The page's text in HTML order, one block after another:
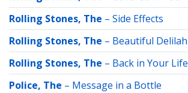
Rolling Stones, The – Side Effects
Rolling Stones, The – Beautiful Delilah
Rolling Stones, The – Back in Your Life
Police, The – Message in a Bottle